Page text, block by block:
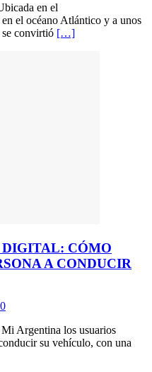
en el
el océano Atlántico y a unos
convirtió […]
CÓMO
A CONDUCIR
0
Argentina los usuarios
su vehículo, con una